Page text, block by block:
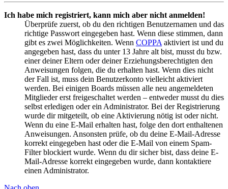
Ich habe mich registriert, kann mich aber nicht anmelden!
Überprüfe zuerst, ob du den richtigen Benutzernamen und das
richtige Passwort eingegeben hast. Wenn diese stimmen, dann
gibt es zwei Möglichkeiten. Wenn COPPA aktiviert ist und du
angegeben hast, dass du unter 13 Jahre alt bist, musst du bzw.
einer deiner Eltern oder deiner Erziehungsberechtigten den
Anweisungen folgen, die du erhalten hast. Wenn dies nicht
der Fall ist, muss dein Benutzerkonto vielleicht aktiviert
werden. Bei einigen Boards müssen alle neu angemeldeten
Mitglieder erst freigeschaltet werden – entweder musst du dies
selbst erledigen oder ein Administrator. Bei der Registrierung
wurde dir mitgeteilt, ob eine Aktivierung nötig ist oder nicht.
Wenn du eine E-Mail erhalten hast, folge den dort enthaltenen
Anweisungen. Ansonsten prüfe, ob du deine E-Mail-Adresse
korrekt eingegeben hast oder die E-Mail von einem Spam-
Filter blockiert wurde. Wenn du dir sicher bist, dass deine E-
Mail-Adresse korrekt eingegeben wurde, dann kontaktiere
einen Administrator.